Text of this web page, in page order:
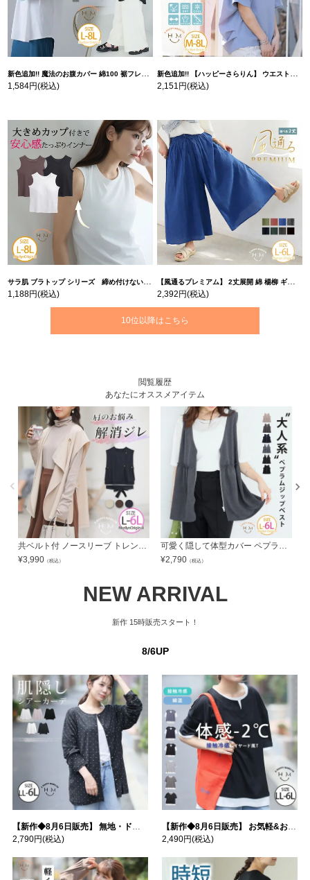
新色追加!! 魔法のお腹カバー 綿100 裾フレア Tシャツ | 大きいサイズの通販ならハッピーマリリン
1,584円(税込)
新色追加!! 【ハッピーさらりん】 ウエストタック入り スッキリ魅せ コクーントップス | 大きいサイズの通販ならハッピーマリリン
2,151円(税込)
サラ肌 ブラトップ シリーズ 締め付けない リブ タンクトップ | 大きいサイズの通販ならハッピーマリリン
1,188円(税込)
【風通るプレミアム】 2丈展開 綿 楊柳 ギャザー フレア スカンツ 【ウェストゴム】 | 大きいサイズの通販ならハッピーマリリン
2,392円(税込)
10位以降はこちら
閲覧履歴
あなたにオススメアイテム
共ベルト付 ノースリーブ トレンチジレ | 大きいサイズの通販ならハッピーマリリン
¥3,990 （税込）
可愛く隠して体型カバー ペプラム ジップ ベスト | 大きいサイズの通販ならハッピーマリリン
¥2,790 （税込）
NEW ARRIVAL
新作 15時販売スタート！
8/6UP
【新作◆8月6日販売】 無地・ドット柄から選べる 忍ばせ 活躍 シアー カーデ | 大きいサイズの通販ならハッピーマリリン
2,790円(税込)
【新作◆8月6日販売】 お気軽&お手軽 選べるデザイン 接触冷感 レイヤード風 コットン トップス | 大きいサイズの通販ならハッピーマリリン
2,490円(税込)